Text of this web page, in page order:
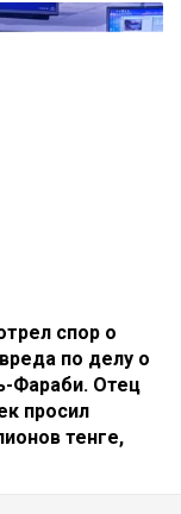
спор о
по делу о
Фараби. Отец
просил
тенге,